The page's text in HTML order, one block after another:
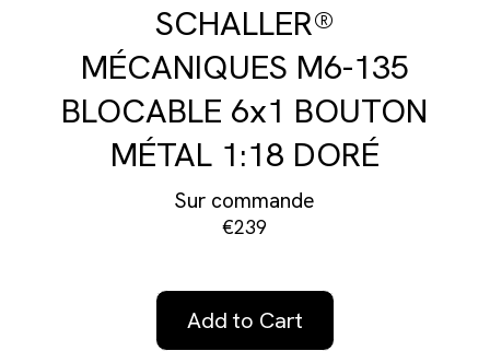
SCHALLER®
MÉCANIQUES M6-135
BLOCABLE 6x1 BOUTON
MÉTAL 1:18 DORÉ
Sur commande
€239
Add to Cart